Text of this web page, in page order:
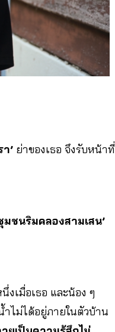
’ ย่าของเธอ จึงรับหน้าที่
มชนริมคลองสามเสน’
เมื่อเธอ และน้อง ๆ
ไม่ได้อยู่ภายในตัวบ้าน